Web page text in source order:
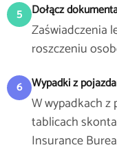
5 Dołącz
Zaświadczenia
roszczeniu
6 Wypadki z
W wypadkach
tablicach
Insurance